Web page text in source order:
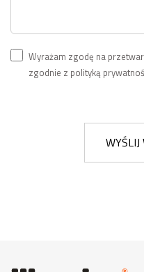
Wyrażam zgodę na
zgodnie z polityką